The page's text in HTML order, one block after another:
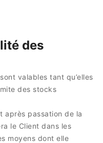
des
valables tant qu’elles
des stocks
après passation de la
le Client dans les
moyens dont elle